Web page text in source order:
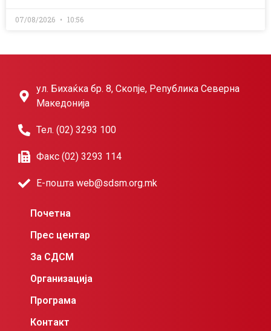
07/08/2026 10:56
ул. Бихаќка бр. 8, Скопје, Република Северна
Македонија
Тел. (02) 3293 100
Факс (02) 3293 114
Е-пошта web@sdsm.org.mk
Почетна
Прес центар
За СДСМ
Организација
Програма
Контакт